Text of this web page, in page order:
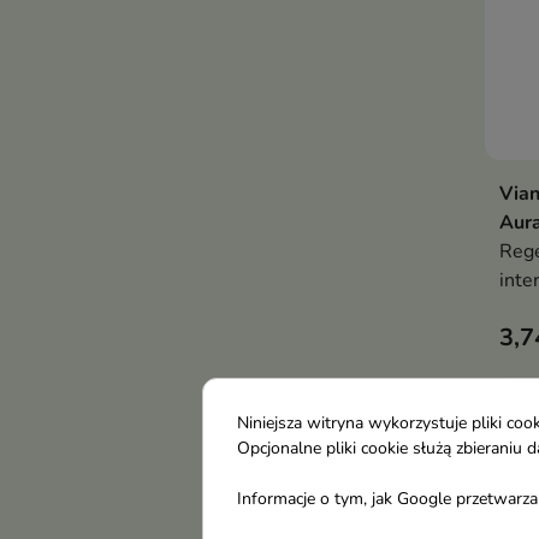
Niniejsza witryna wykorzystuje pliki
Opcjonalne pliki cookie służą
Informacje o tym, jak Google